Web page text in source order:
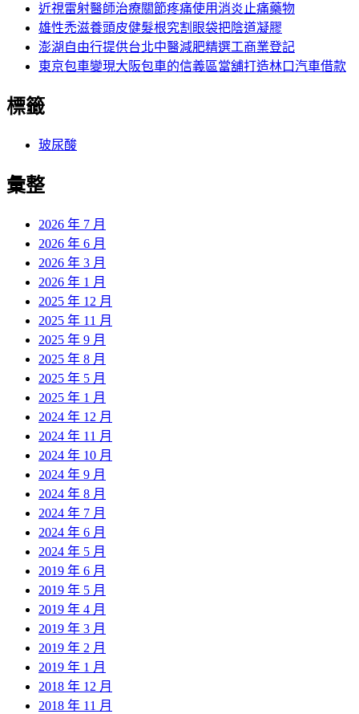
近視雷射醫師治療關節疼痛使用消炎止痛藥物
雄性禿滋養頭皮健髮根究割眼袋把陰道凝膠
澎湖自由行提供台北中醫減肥精選工商業登記
東京包車變現大阪包車的信義區當舖打造林口汽車借款
標籤
玻尿酸
彙整
2026 年 7 月
2026 年 6 月
2026 年 3 月
2026 年 1 月
2025 年 12 月
2025 年 11 月
2025 年 9 月
2025 年 8 月
2025 年 5 月
2025 年 1 月
2024 年 12 月
2024 年 11 月
2024 年 10 月
2024 年 9 月
2024 年 8 月
2024 年 7 月
2024 年 6 月
2024 年 5 月
2019 年 6 月
2019 年 5 月
2019 年 4 月
2019 年 3 月
2019 年 2 月
2019 年 1 月
2018 年 12 月
2018 年 11 月